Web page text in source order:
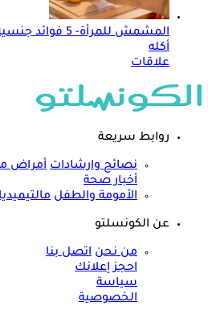
المشمش للمرأة-
أكله
علاقات
روابط سريعة
نصائح وارشادات أمراض
أخبار صحة
الأمومة والطفل
عن الكونسلتو
من نحن اتصل بنا
احجز إعلانك
سياسة
الخصوصية